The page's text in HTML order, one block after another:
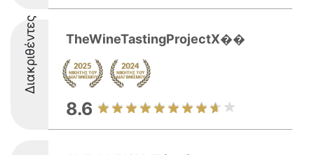
Διακριθέντες TheWineTastingProjectX��
8.6